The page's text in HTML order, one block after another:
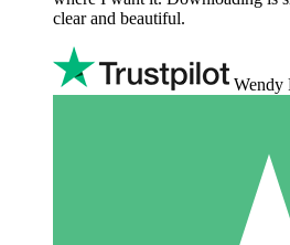
clear and beautiful.
Wendy